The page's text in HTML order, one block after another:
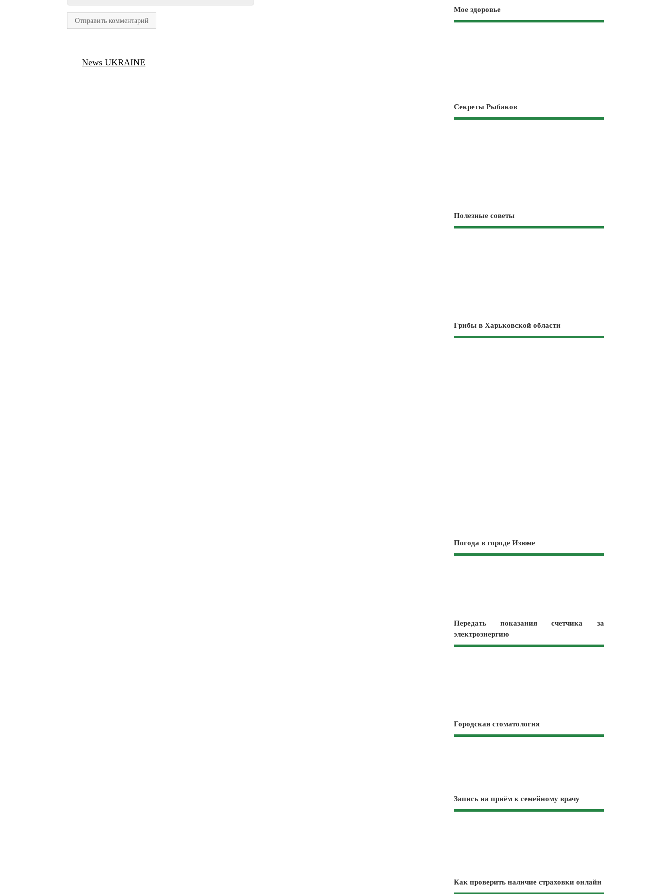
News UKRAINE
Мое здоровье
Секреты Рыбаков
Полезные советы
Грибы в Харьковской области
Погода в городе Изюме
Передать показания счетчика за
электроэнергию
Городская стоматология
Запись на приём к семейному врачу
Как проверить наличие страховки онлайн